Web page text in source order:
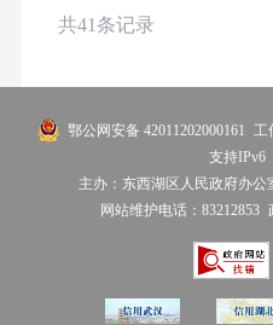
共41条记录
鄂公网安备 42011202000161
工
支持IPv6
主办：东西湖区人民政府办公
网站维护电话：83212853